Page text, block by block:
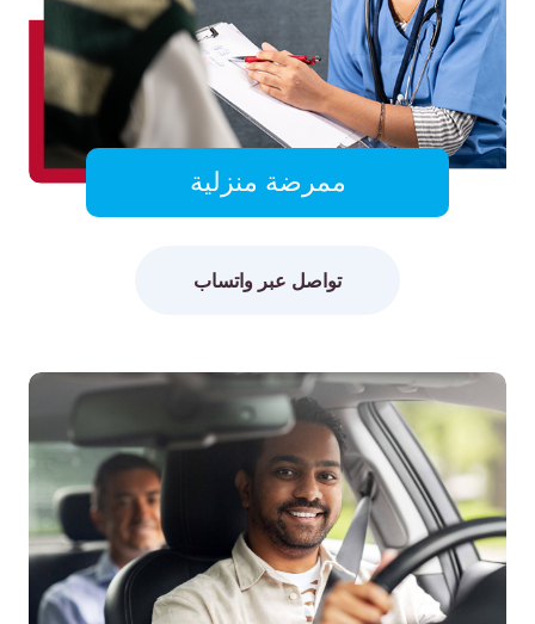
ممرضة منزلية
تواصل عبر واتساب